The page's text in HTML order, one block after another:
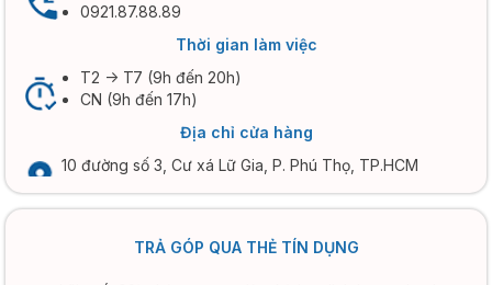
0921.87.88.89
Thời gian làm việc
T2 -> T7 (9h đến 20h)
CN (9h đến 17h)
Địa chỉ cửa hàng
10 đường số 3, Cư xá Lữ Gia, P. Phú Thọ, TP.HCM
TRẢ GÓP QUA THẺ TÍN DỤNG